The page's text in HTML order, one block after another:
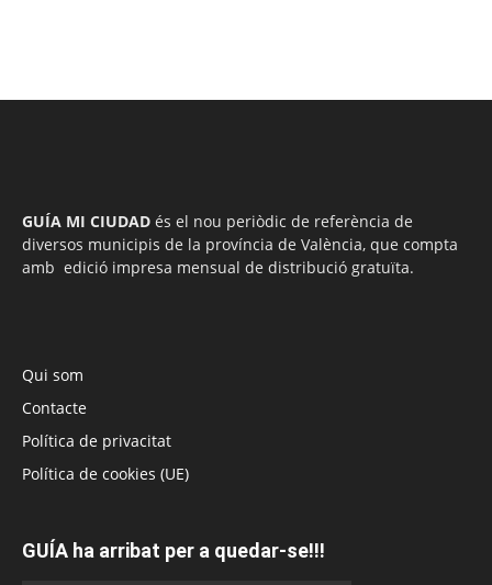
GUÍA MI CIUDAD és el nou periòdic de referència de
diversos municipis de la província de València, que compta
amb edició impresa mensual de distribució gratuïta.
Qui som
Contacte
Política de privacitat
Política de cookies (UE)
GUÍA ha arribat per a quedar-se!!!